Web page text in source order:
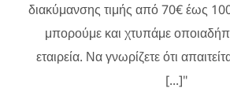
διακύμανσης τιμής από 70€ έως
μπορούμε και χτυπάμε
εταιρεία. Να γνωρίζετε ότι
[...]"